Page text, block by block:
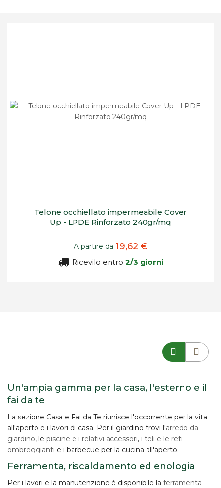
Telone occhiellato impermeabile Cover
Up - LPDE Rinforzato 240gr/mq
A partire da 19,62 €
Ricevilo entro 2/3 giorni
Un'ampia gamma per la casa, l'esterno e il
fai da te
La sezione Casa e Fai da Te riunisce l'occorrente per la vita
all'aperto e i lavori di casa. Per il giardino trovi l'arredo da
giardino, le piscine e i relativi accessori, i teli e le reti
ombreggianti e i barbecue per la cucina all'aperto.
Ferramenta, riscaldamento ed enologia
Per i lavori e la manutenzione è disponibile la ferramenta